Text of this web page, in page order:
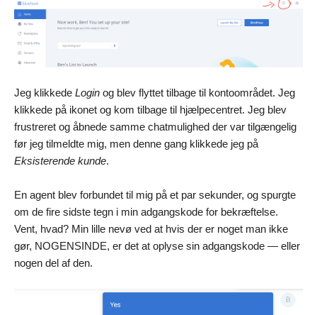
Jeg klikkede Login og blev flyttet tilbage til kontoområdet. Jeg
klikkede på ikonet og kom tilbage til hjælpecentret. Jeg blev
frustreret og åbnede samme chatmulighed der var tilgængelig
før jeg tilmeldte mig, men denne gang klikkede jeg på
Eksisterende kunde.
En agent blev forbundet til mig på et par sekunder, og spurgte
om de fire sidste tegn i min adgangskode for bekræftelse.
Vent, hvad? Min lille nevø ved at hvis der er noget man ikke
gør, NOGENSINDE, er det at oplyse sin adgangskode — eller
nogen del af den.